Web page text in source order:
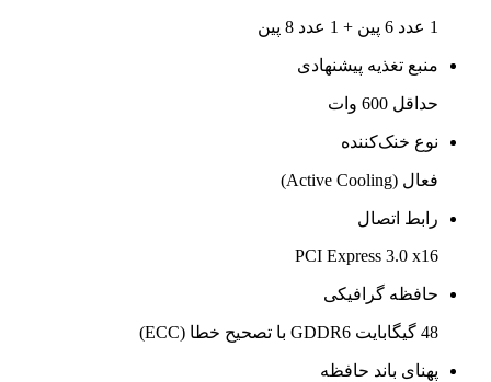
1 عدد 6 پین + 1 عدد 8 پین
منبع تغذیه پیشنهادی
حداقل 600 وات
نوع خنک‌کننده
فعال (Active Cooling)
رابط اتصال
PCI Express 3.0 x16
حافظه گرافیکی
48 گیگابایت GDDR6 با تصحیح خطا (ECC)
پهنای باند حافظه